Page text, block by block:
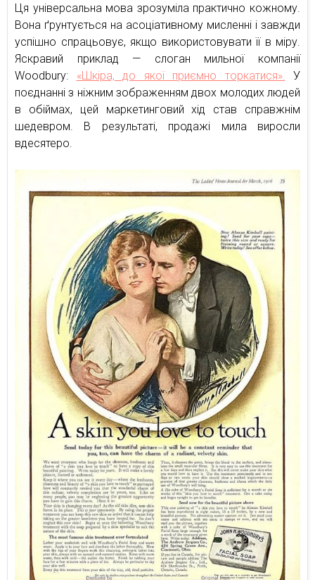
Ця універсальна мова зрозуміла практично кожному.
Вона ґрунтується на асоціативному мисленні і завжди
успішно спрацьовує, якщо використовувати її в міру.
Яскравий приклад — слоган мильної компанії
Woodbury: «Шкіра, до якої приємно торкатися».
У
поєднанні з ніжним зображенням двох молодих людей
в обіймах, цей маркетинговий хід став справжнім
шедевром. В результаті, продажі мила виросли
вдесятеро.